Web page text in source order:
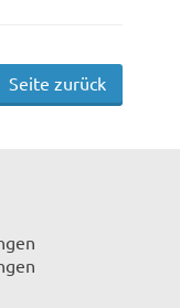
Seite zurück